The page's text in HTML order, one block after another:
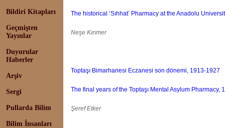
Bildiri Kitapları
Geçmişten
Yayınlar
Duyurular
Haberler
Arşiv
Sergi
Pullarda Bilim
Bilim İnsanları
The historical ‘Sıhhat’ Pharmacy at the Anadolu
Neşe Kırımer
Toptaşı Bimarhanesi Eczanesi son dönemi, 1913-1927
The final years of the Toptaşı Mental Asylum Pharmacy,
Şeref Etker